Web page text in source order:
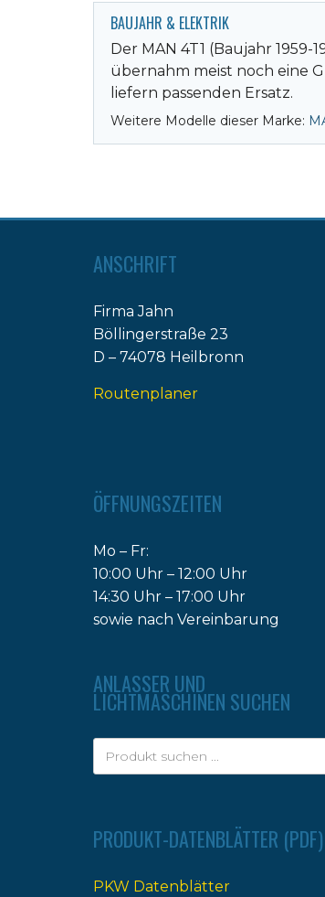
BAUJAHR & ELEKTRIK
Der MAN 4T1 (Baujahr
übernahm meist noch eine
liefern passenden Ersatz.
Weitere Modelle dieser Marke:
ANSCHRIFT
Firma Jahn
Böllingerstraße 23
D – 74078 Heilbronn
Routenplaner
ÖFFNUNGSZEITEN
Mo – Fr:
10:00 Uhr – 12:00 Uhr
14:30 Uhr – 17:00 Uhr
sowie nach Vereinbarung
ANLASSER UND
LICHTMASCHINEN SUCHEN
PRODUKT-DATENBLÄTTER (PDF)
PKW Datenblätter